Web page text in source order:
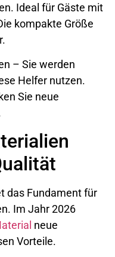
Ideal für Gäste mit
kompakte Größe
– Sie werden
Helfer nutzen.
Sie neue
das Fundament für
Im Jahr 2026
neue
Vorteile.